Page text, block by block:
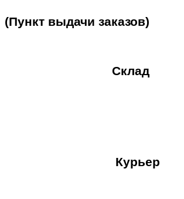
(Пункт выдачи заказов)
Склад
Курьер